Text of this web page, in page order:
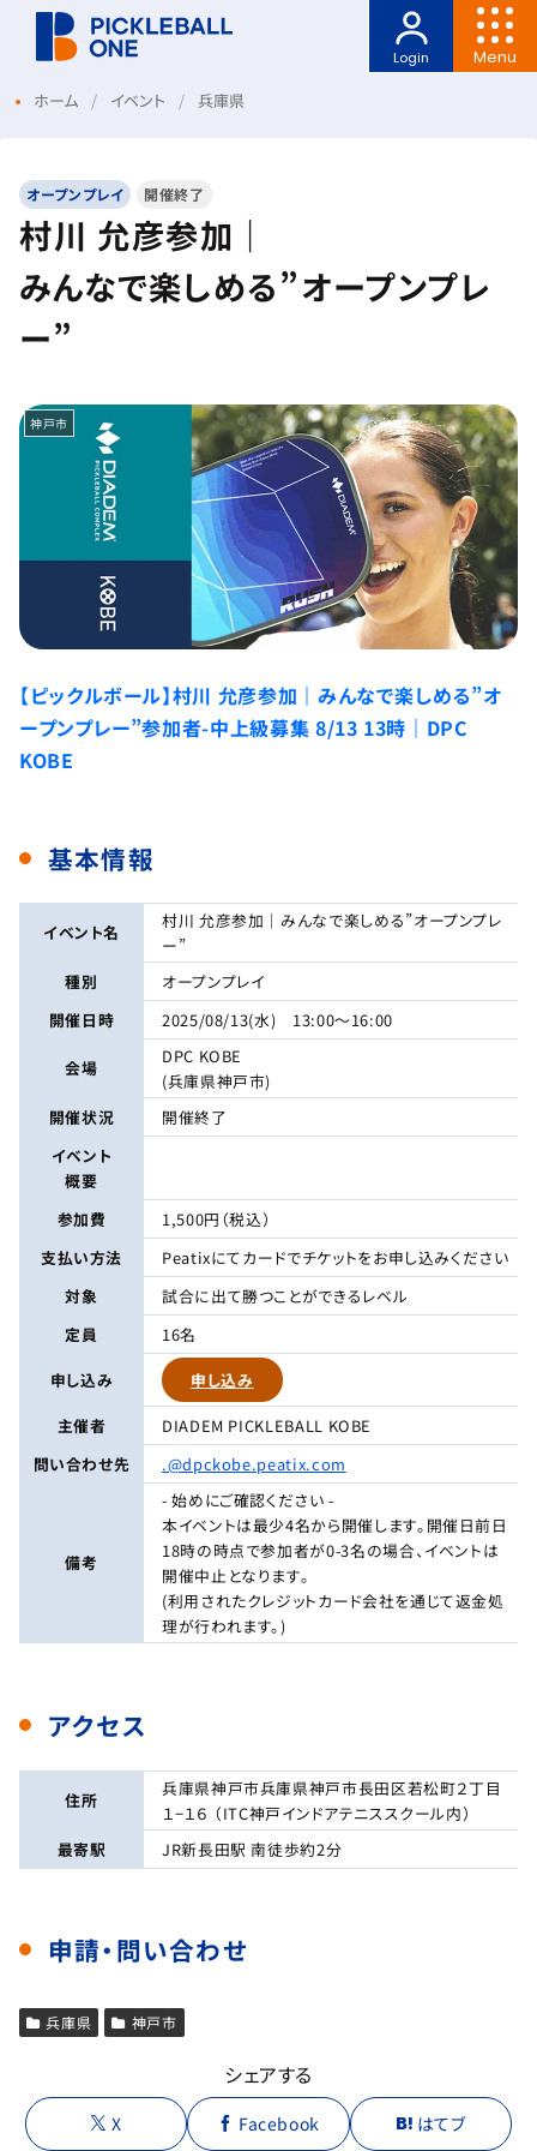
Menu
Login
ホーム イベント 兵庫県
オープンプレイ 開催終了
村川 允彦参加｜
みんなで楽しめる”オープンプレ
ー”
神戸市
【ピックルボール】村川 允彦参加｜みんなで楽しめる”オ
ープンプレー”参加者-中上級募集 8/13 13時｜DPC
KOBE
基本情報
イベント名
村川 允彦参加｜みんなで楽しめる”オープンプレ
ー”
種別
オープンプレイ
開催日時
2025/08/13(水) 13:00～16:00
会場
DPC KOBE
(兵庫県神戸市)
開催状況
開催終了
イベント
概要
参加費
1,500円（税込）
支払い方法
Peatixにてカードでチケットをお申し込みください
対象
試合に出て勝つことができるレベル
定員
16名
申し込み
申し込み
主催者
DIADEM PICKLEBALL KOBE
問い合わせ先
.@dpckobe.peatix.com
備考
- 始めにご確認ください -
本イベントは最少4名から開催します。開催日前日
18時の時点で参加者が0-3名の場合、イベントは
開催中止となります。
(利用されたクレジットカード会社を通じて返金処
理が行われます。)
アクセス
住所
兵庫県神戸市兵庫県神戸市長田区若松町２丁目
１−１６ （ITC神戸インドアテニススクール内）
最寄駅
JR新長田駅 南徒歩約2分
申請・問い合わせ
兵庫県 神戸市
シェアする
X Facebook はてブ